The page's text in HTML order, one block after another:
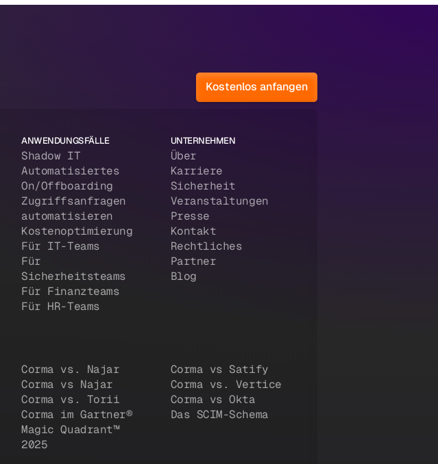
Kostenlos anfangen
ANWENDUNGSFÄLLE
Shadow IT
Automatisiertes
On/Offboarding
Zugriffsanfragen
automatisieren
Kostenoptimierung
Für IT-Teams
Für
Sicherheitsteams
Für Finanzteams
Für HR-Teams
UNTERNEHMEN
Über
Karriere
Sicherheit
Veranstaltungen
Presse
Kontakt
Rechtliches
Partner
Blog
Corma vs. Najar
Corma vs Najar
Corma vs. Torii
Corma im Gartner®
Magic Quadrant™
2025
Corma vs Satify
Corma vs. Vertice
Corma vs Okta
Das SCIM-Schema